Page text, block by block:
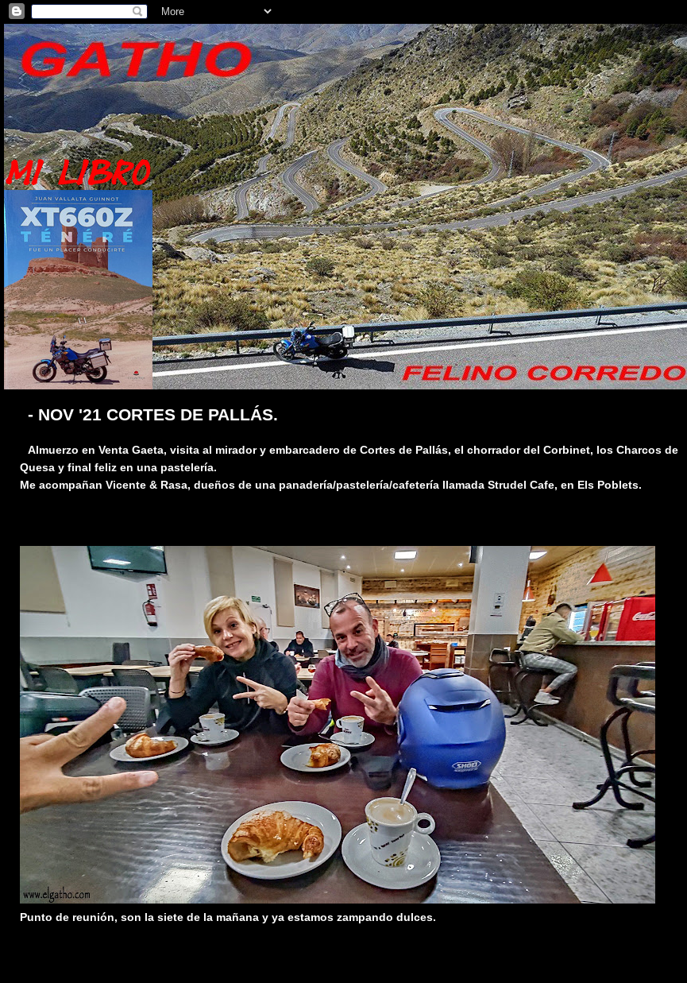
- NOV '21 CORTES DE PALLÁS.
Almuerzo en Venta Gaeta, visita al mirador y embarcadero de Cortes de Pallás, el chorrador del Corbinet, los Charcos de
Quesa y final feliz en una pastelería.
Me acompañan Vicente & Rasa, dueños de una panadería/pastelería/cafetería llamada Strudel Cafe, en Els Poblets.
Punto de reunión, son la siete de la mañana y ya estamos zampando dulces.